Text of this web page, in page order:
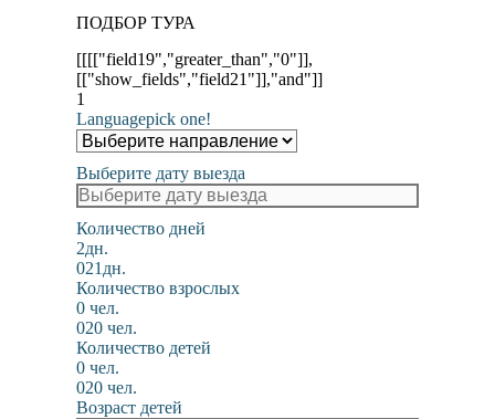
ПОДБОР ТУРА
[[[["field19","greater_than","0"]],
[["show_fields","field21"]],"and"]]
1
Languagepick one!
Выберите дату выезда
Количество дней
2дн.
021дн.
Количество взрослых
0 чел.
020 чел.
Количество детей
0 чел.
020 чел.
Возраст детей